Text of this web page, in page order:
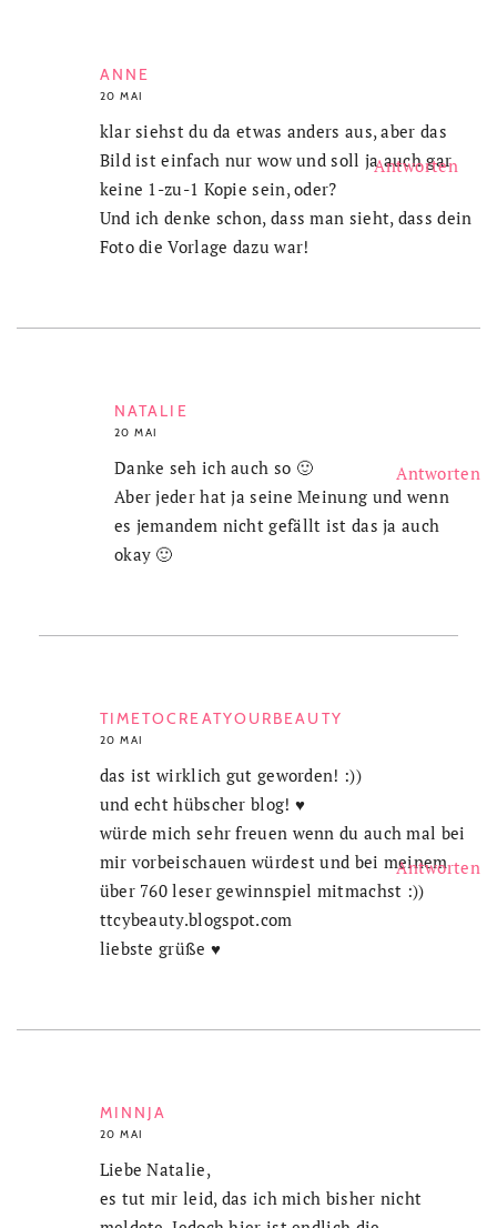
ANNE
20 MAI
klar siehst du da etwas anders aus, aber das
Bild ist einfach nur wow und soll ja auch gar
keine 1-zu-1 Kopie sein, oder?
Und ich denke schon, dass man sieht, dass dein
Foto die Vorlage dazu war!
NATALIE
20 MAI
Antworten
Danke seh ich auch so 🙂
Aber jeder hat ja seine Meinung und wenn
es jemandem nicht gefällt ist das ja auch
okay 🙂
TIMETOCREATYOURBEAUTY
20 MAI
Antworten
das ist wirklich gut geworden! :))
und echt hübscher blog! ♥
würde mich sehr freuen wenn du auch mal bei
mir vorbeischauen würdest und bei meinem
über 760 leser gewinnspiel mitmachst :))
ttcybeauty.blogspot.com
liebste grüße ♥
MINNJA
20 MAI
Antworten
Liebe Natalie,
es tut mir leid, das ich mich bisher nicht